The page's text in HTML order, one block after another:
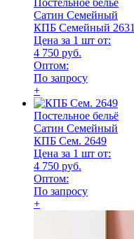
Сатин Семейный
КПБ Семейный 2631
Цена за 1 шт от:
4 750 руб.
Оптом:
По запросу
+
Постельное бельё
Сатин Семейный
КПБ Сем. 2649
Цена за 1 шт от:
4 750 руб.
Оптом:
По запросу
+